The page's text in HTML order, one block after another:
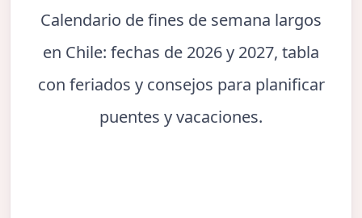
Calendario de fines de semana largos
en Chile: fechas de 2026 y 2027, tabla
con feriados y consejos para planificar
puentes y vacaciones.